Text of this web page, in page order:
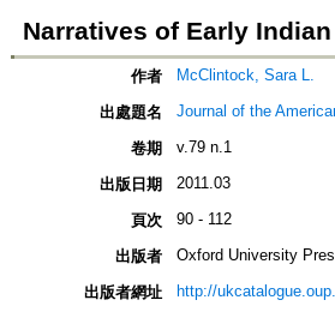
Narratives of Early
作者 McClintock, Sara L.
出處題名 Journal of the
卷期 v.79 n.1
出版日期 2011.03
頁次 90 - 112
出版者 Oxford University
出版者網址 http://